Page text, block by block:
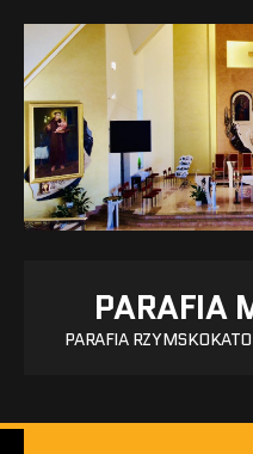
PARAFIA
PARAFIA